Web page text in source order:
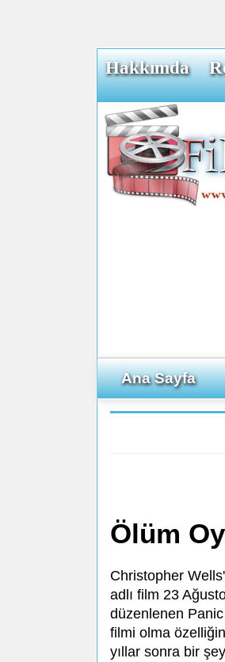
Hakkımda
Ana Sayfa
Ölüm
Christopher
adlı film 23
düzenlenen
filmi olma
yıllar sonra bir